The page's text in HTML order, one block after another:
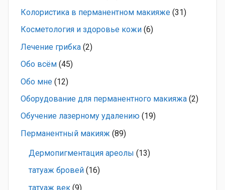
Колористика в перманентном макияже (31)
Косметология и здоровье кожи (6)
Лечение грибка (2)
Обо всём (45)
Обо мне (12)
Оборудование для перманентного макияжа (2)
Обучение лазерному удалению (19)
Перманентный макияж (89)
Дермопигментация ареолы (13)
татуаж бровей (16)
татуаж век (9)